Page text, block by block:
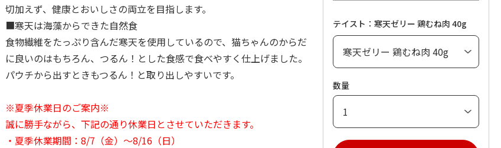
切加えず、健康とおいしさの両立を目指します。
■寒天は海藻からできた自然食
食物繊維をたっぷり含んだ寒天を使用しているので、猫ちゃんのからだ
に良いのはもちろん、つるん！とした食感で食べやすく仕上げました。
パウチから出すときもつるん！と取り出しやすいです。
※夏季休業日のご案内※
誠に勝手ながら、下記の通り休業日とさせていただきます。
・夏季休業期間：8/7（金）～8/16（日）
テイスト：寒天ゼリー 鶏むね肉 40g
数量